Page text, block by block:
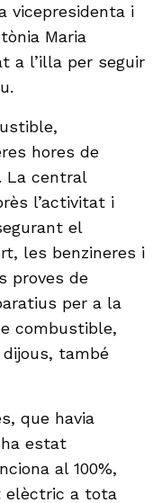
vicepresidenta i
Maria
a l’illa per seguir
hores de
La central
l’activitat i
el
les benzineres i
proves de
per a la
combustible,
també
que havia
estat
al 100%,
elèctric a tota